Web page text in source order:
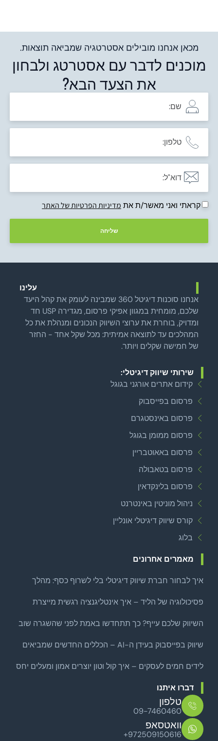
מכאן אנחנו מובילים אסטרטגיה שמביאה תוצאות.
מוכנים לדבר עם אסטרטג ולבחון
את הצעד הבא?
קראתי ואני מאשר/ת את מדיניות הפרטיות של האתר
שליחה
עלינו
אנחנו סוכנות דיגיטל 360 שמבינה לעומק את קהל היעד
שלכם, מומחית במגוון אפיקי פרסום, מגדירה USP חד
ומדויק, בוחרת את ערוצי השיווק הנכונים ומנהלת את כל
המהלכים עד לתוצאה אמיתית: מכל שקל אחד - החזר
של חמישה שקלים ויותר.
שירותי שיווק דיגיטלי:
קידום אתרים אורגני בגוגל
פרסום בפייסבוק
פרסום באינסטגרם
פרסום ממומן בגוגל
פרסום באאוטבריין
פרסום בטאבולה
פרסום בלינקדאין
ניהול מוניטין באינטרנט
קורס שיווק דיגיטלי אונליין
בלוג
מאמרים אחרונים
איך לבחור חברת שיווק דיגיטלי בלי לשרוף כסף: מהלך
פסיכולוגיה של הליד – איך אינטליגנציה רגשית מייצרת
השיווק שלכם עייף? כך תתחדשו באמת לפני שהשגרה שוב
שיווק בפייסבוק בעידן ה-AI – הכללים החדשים שמביאים
לידים חמים לעסקים – איך קול וטון יוצרים אמון ומעלים יחס
דברו איתנו
טלפון
09-7460460
וואטסאפ
+972509150616